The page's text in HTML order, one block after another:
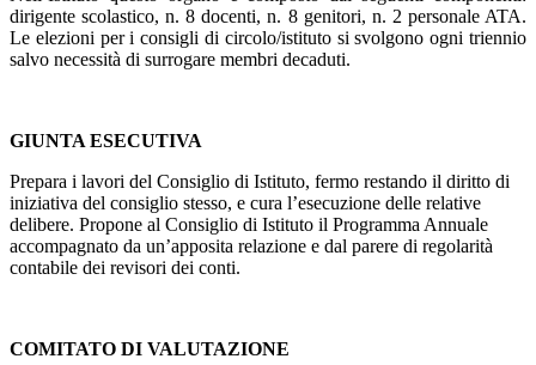
dirigente scolastico, n. 8 docenti, n. 8 genitori, n. 2 personale ATA.
Le elezioni per i consigli di circolo/istituto si svolgono ogni triennio
salvo necessità di surrogare membri decaduti.
GIUNTA ESECUTIVA
Prepara i lavori del Consiglio di Istituto, fermo restando il diritto di
iniziativa del consiglio stesso, e cura l’esecuzione delle relative
delibere. Propone al Consiglio di Istituto il Programma Annuale
accompagnato da un’apposita relazione e dal parere di regolarità
contabile dei revisori dei conti.
COMITATO DI VALUTAZIONE